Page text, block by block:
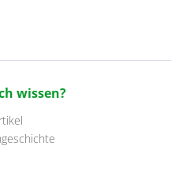
wissen?